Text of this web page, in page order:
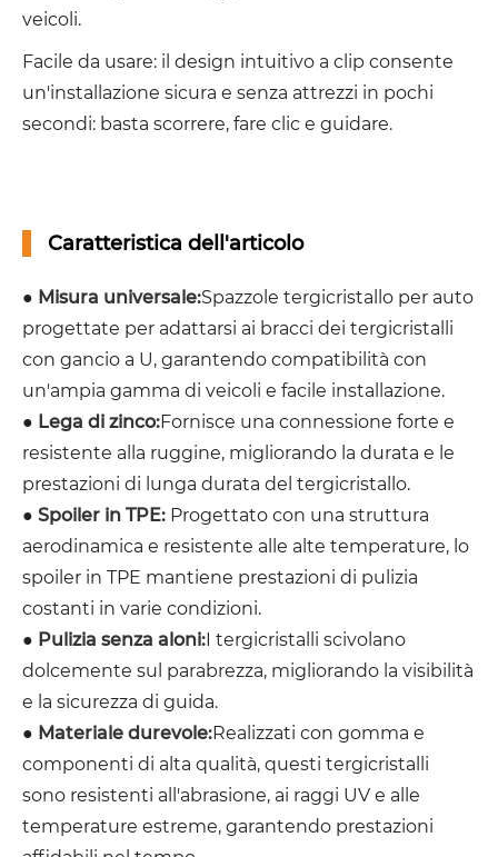
veicoli.
Facile da usare: il design intuitivo a clip consente
un'installazione sicura e senza attrezzi in pochi
secondi: basta scorrere, fare clic e guidare.
Caratteristica dell'articolo
● Misura universale:Spazzole tergicristallo per auto
progettate per adattarsi ai bracci dei tergicristalli
con gancio a U, garantendo compatibilità con
un'ampia gamma di veicoli e facile installazione.
● Lega di zinco:Fornisce una connessione forte e
resistente alla ruggine, migliorando la durata e le
prestazioni di lunga durata del tergicristallo.
● Spoiler in TPE: Progettato con una struttura
aerodinamica e resistente alle alte temperature, lo
spoiler in TPE mantiene prestazioni di pulizia
costanti in varie condizioni.
● Pulizia senza aloni:I tergicristalli scivolano
dolcemente sul parabrezza, migliorando la visibilità
e la sicurezza di guida.
● Materiale durevole:Realizzati con gomma e
componenti di alta qualità, questi tergicristalli
sono resistenti all'abrasione, ai raggi UV e alle
temperature estreme, garantendo prestazioni